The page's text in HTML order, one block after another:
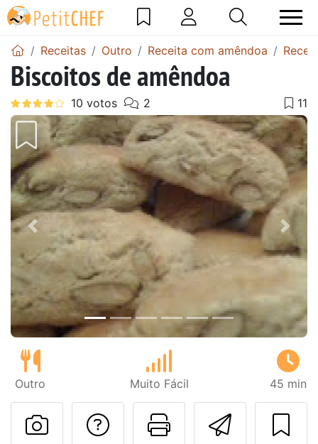
Receitas Outro Receita com amêndoa
Biscoitos de amêndoa
Anterior Next
Outro Muito Fácil 45 min
Imprima
Falar com o autor